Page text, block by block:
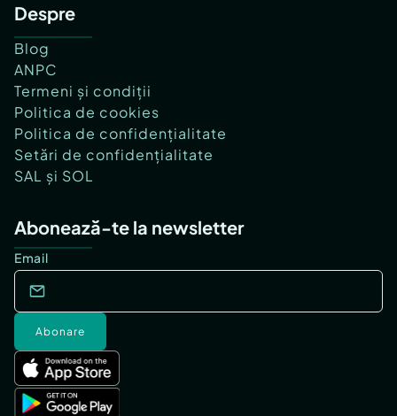
Despre
Blog
ANPC
Termeni și condiții
Politica de cookies
Politica de confidențialitate
Setări de confidențialitate
SAL și SOL
Abonează-te la newsletter
Email
Abonare